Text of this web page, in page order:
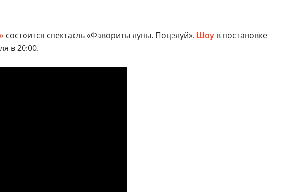
состоится спектакль «Фавориты луны. Поцелуй». Шоув постановке
в 20:00.